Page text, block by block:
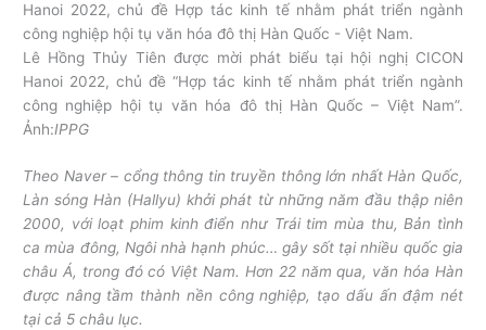
Lê Hồng Thủy Tiên được mời phát biểu tại hội nghị CICON
Hanoi 2022, chủ đề “Hợp tác kinh tế nhằm phát triển ngành
công nghiệp hội tụ văn hóa đô thị Hàn Quốc – Việt Nam”.
Ảnh:IPPG
Theo Naver– cổng thông tin truyền thông lớn nhất Hàn Quốc,
Làn sóng Hàn (Hallyu) khởi phát từ những năm đầu thập niên
2000, với loạt phim kinh điển nhưTrái tim mùa thu, Bản tình
ca mùa đông, Ngôi nhà hạnh phúc… gây sốt tại nhiều quốc gia
châu Á, trong đó có Việt Nam. Hơn 22 năm qua, văn hóa Hàn
được nâng tầm thành nền công nghiệp, tạo dấu ấn đậm nét
tại cả 5 châu lục.